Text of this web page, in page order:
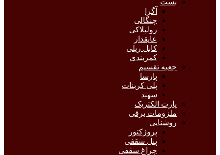
بست
آگرا
چنگالی
رولپلاکی
عایقدار
کابل ریلی
کمربندی
جعبه تقسیم
پارسا
پلی کربنات
سهند
پارت الکتریک
ملزومات برقی
روشنایی
پروژکتور
پنل سقفی
چراغ سقفی